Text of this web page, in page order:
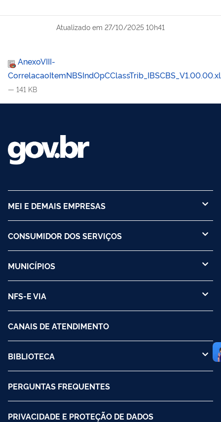
Atualizado em 27/10/2025 10h41
AnexoVIII-
— 141 KB
MEI E DEMAIS EMPRESAS
CONSUMIDOR DOS SERVIÇOS
MUNICÍPIOS
NFS-E VIA
CANAIS DE ATENDIMENTO
BIBLIOTECA
PERGUNTAS FREQUENTES
PRIVACIDADE E PROTEÇÃO DE DADOS